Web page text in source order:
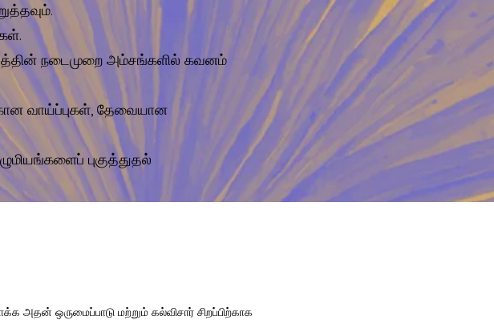
நடைமுறை அம்சங்களில் கவனம்
வாய்ப்புகள், தேவையான
புகுத்துதல்
அதன் ஒருமைப்பாடு மற்றும் கல்விசார் சிறப்பிற்காக